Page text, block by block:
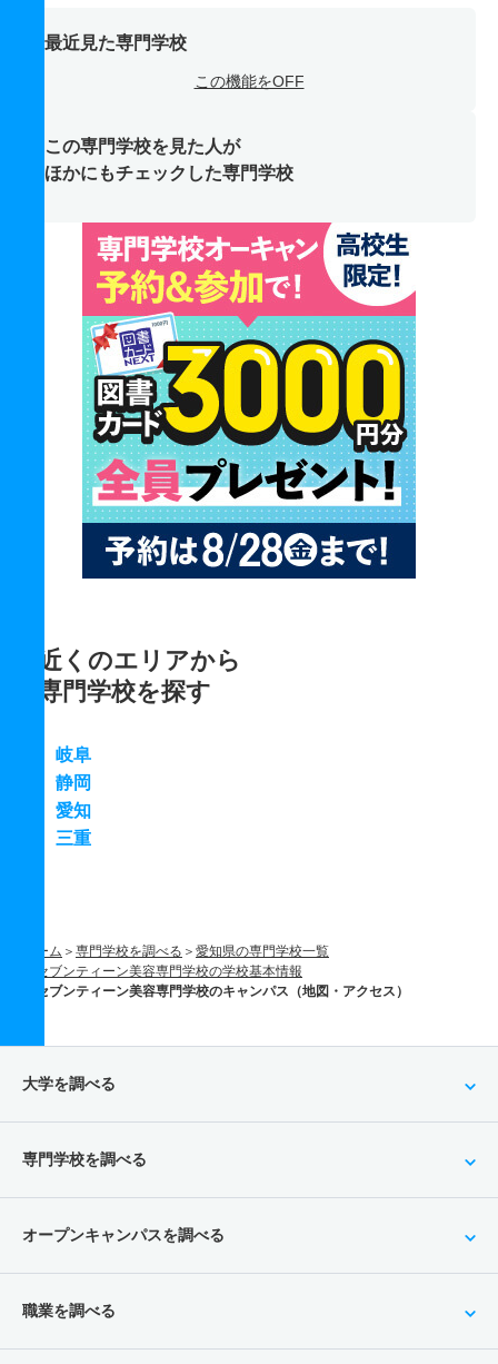
最近見た専門学校
この機能をOFF
この専門学校を見た人が
ほかにもチェックした専門学校
近くのエリアから
専門学校を探す
岐阜
静岡
愛知
三重
ホーム 専門学校を調べる
愛知県の専門学校一覧
セブンティーン美容専門学校の学校基本情報
セブンティーン美容専門学校のキャンパス（地図・アクセス）
大学を調べる
専門学校を調べる
オープンキャンパスを調べる
職業を調べる